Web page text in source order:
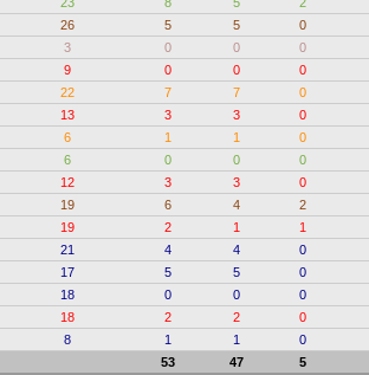
26 5 5 0
3 0 0 0
9 0 0 0
22 7 7 0
13 3 3 0
6 1 1 0
6 0 0 0
12 3 3 0
19 6 4 2
19 2 1 1
21 4 4 0
17 5 5 0
18 0 0 0
18 2 2 0
8 1 1 0
53 47 5